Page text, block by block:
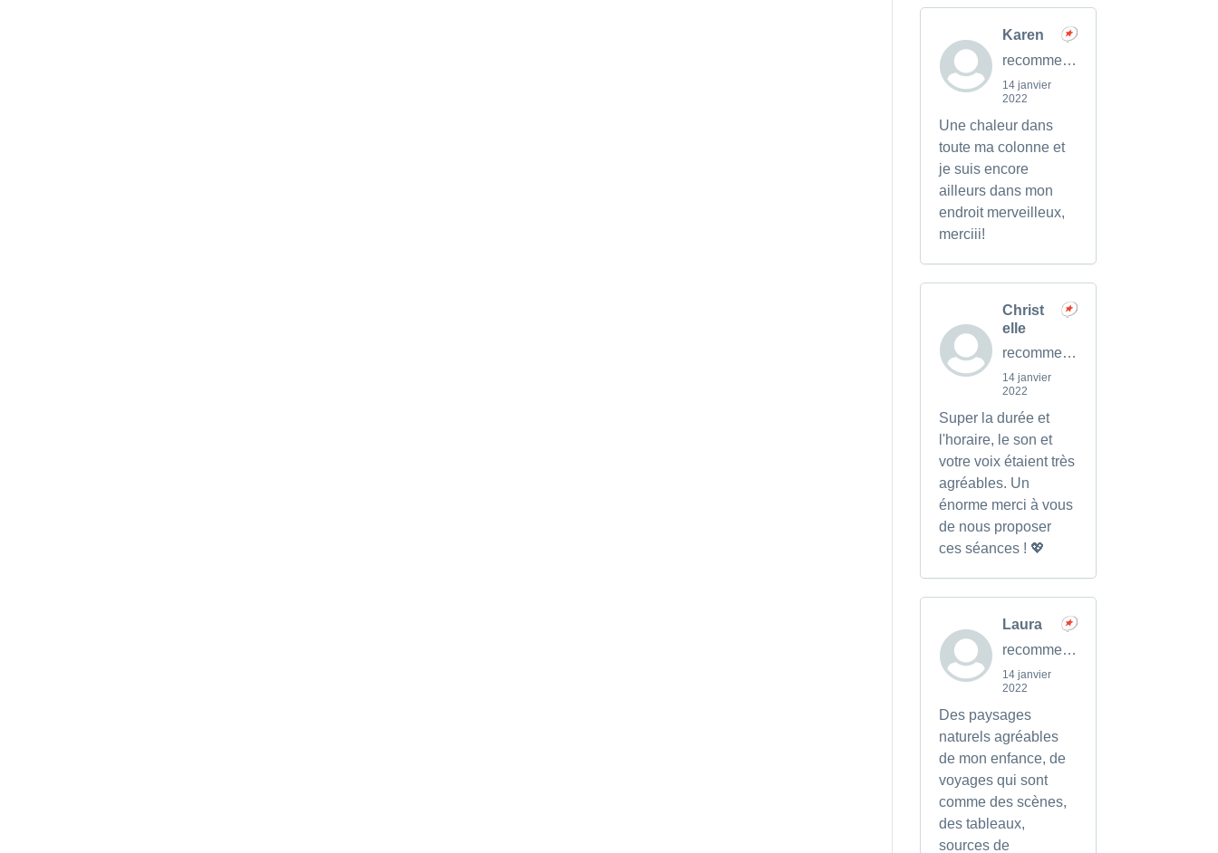
Karen
recommends
14 janvier
2022
Une chaleur dans
toute ma colonne et
je suis encore
ailleurs dans mon
endroit merveilleux,
merciii!
Christ
elle
recommends
14 janvier
2022
Super la durée et
l'horaire, le son et
votre voix étaient très
agréables. Un
énorme merci à vous
de nous proposer
ces séances ! 💖
Laura
recommends
14 janvier
2022
Des paysages
naturels agréables
de mon enfance, de
voyages qui sont
comme des scènes,
des tableaux,
sources de